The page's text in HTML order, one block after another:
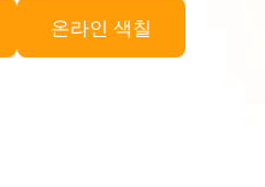
온라인 색칠